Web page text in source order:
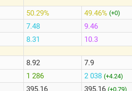
50.29%
7.48
8.31
8.92
1 286
49.46% (+0)
9.46
10.3
7.9
2 038 (+4.24)
(+0.79)